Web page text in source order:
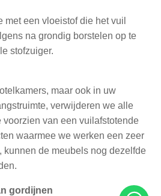
met een vloeistof die het vuil
na grondig borstelen op te
stofzuiger.
maar ook in uw
verwijderen we alle
van een vuilafstotende
waarmee we werken een zeer
kunnen de meubels nog dezelfde
gordijnen